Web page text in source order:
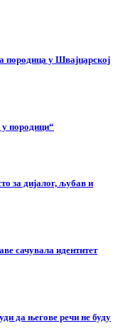
породица у Швајцарској
у породици“
за дијалог, љубав и
сачувала идентитет
да његове речи не буду